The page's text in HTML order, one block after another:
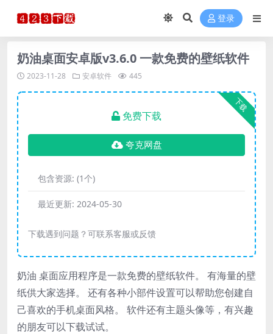
登录
奶油桌面安卓版v3.6.0 一款免费的壁纸软件
2023-11-28 安卓软件 445
下载
免费下载
夸克网盘
包含资源: (1个)
最近更新: 2024-05-30
下载遇到问题？可联系客服或反馈
奶油 桌面应用程序是一款免费的壁纸软件。 有海量的壁
纸供大家选择。 还有各种小部件设置可以帮助您创建自
己喜欢的手机桌面风格。 软件还有主题头像等，有兴趣
的朋友可以下载试试。